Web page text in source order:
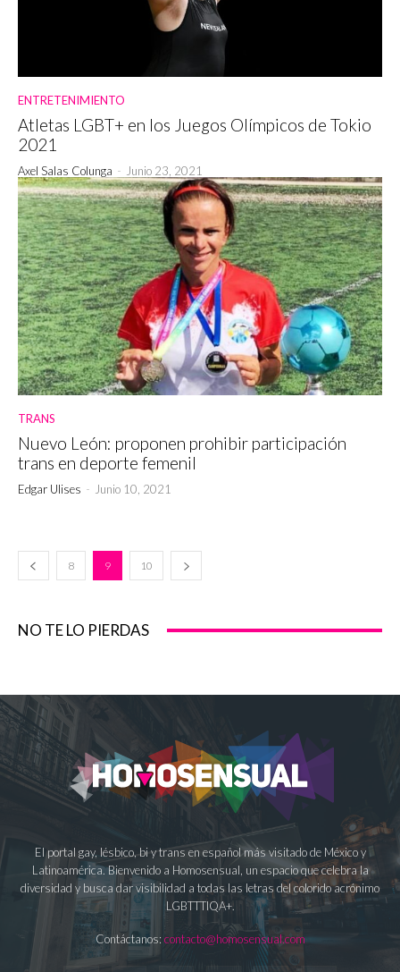
ENTRETENIMIENTO
Atletas LGBT+ en los Juegos Olímpicos de Tokio
2021
Axel Salas Colunga - Junio 23, 2021
TRANS
Nuevo León: proponen prohibir participación
trans en deporte femenil
Edgar Ulises - Junio 10, 2021
8 9 10
NO TE LO PIERDAS
El portal gay, lésbico, bi y trans en español más visitado de México y
Latinoamérica. Bienvenido a Homosensual, un espacio que celebra la
diversidad y busca dar visibilidad a todas las letras del colorido acrónimo
LGBTTTIQA+.
Contáctanos: contacto@homosensual.com